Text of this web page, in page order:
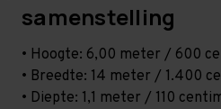
samenstelling
• Hoogte: 6,00 meter / 600
• Breedte: 14 meter / 1.400
• Diepte: 1,1 meter / 110